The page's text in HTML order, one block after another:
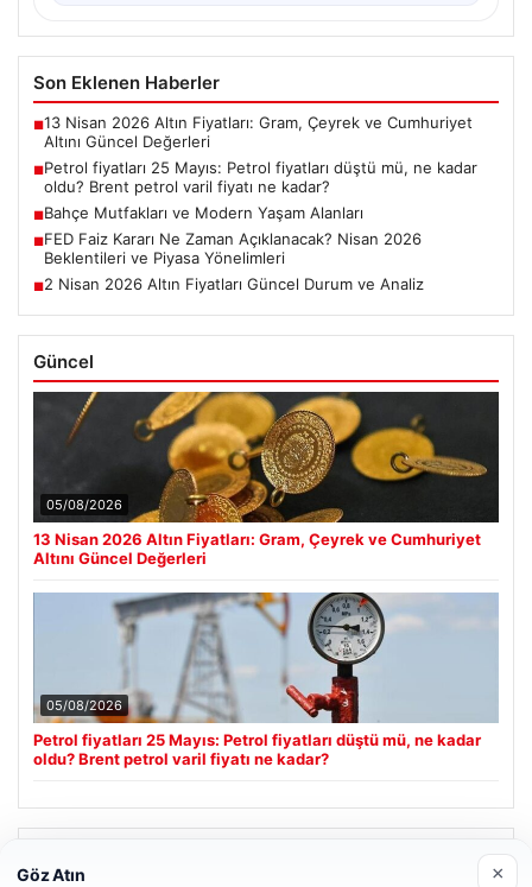
Son Eklenen Haberler
■13 Nisan 2026 Altın Fiyatları: Gram, Çeyrek ve Cumhuriyet
Altını Güncel Değerleri
■Petrol fiyatları 25 Mayıs: Petrol fiyatları düştü mü, ne kadar
oldu? Brent petrol varil fiyatı ne kadar?
■Bahçe Mutfakları ve Modern Yaşam Alanları
■FED Faiz Kararı Ne Zaman Açıklanacak? Nisan 2026
Beklentileri ve Piyasa Yönelimleri
■2 Nisan 2026 Altın Fiyatları Güncel Durum ve Analiz
Güncel
05/08/2026
13 Nisan 2026 Altın Fiyatları: Gram, Çeyrek ve Cumhuriyet
Altını Güncel Değerleri
05/08/2026
Petrol fiyatları 25 Mayıs: Petrol fiyatları düştü mü, ne kadar
oldu? Brent petrol varil fiyatı ne kadar?
Göz Atın ×